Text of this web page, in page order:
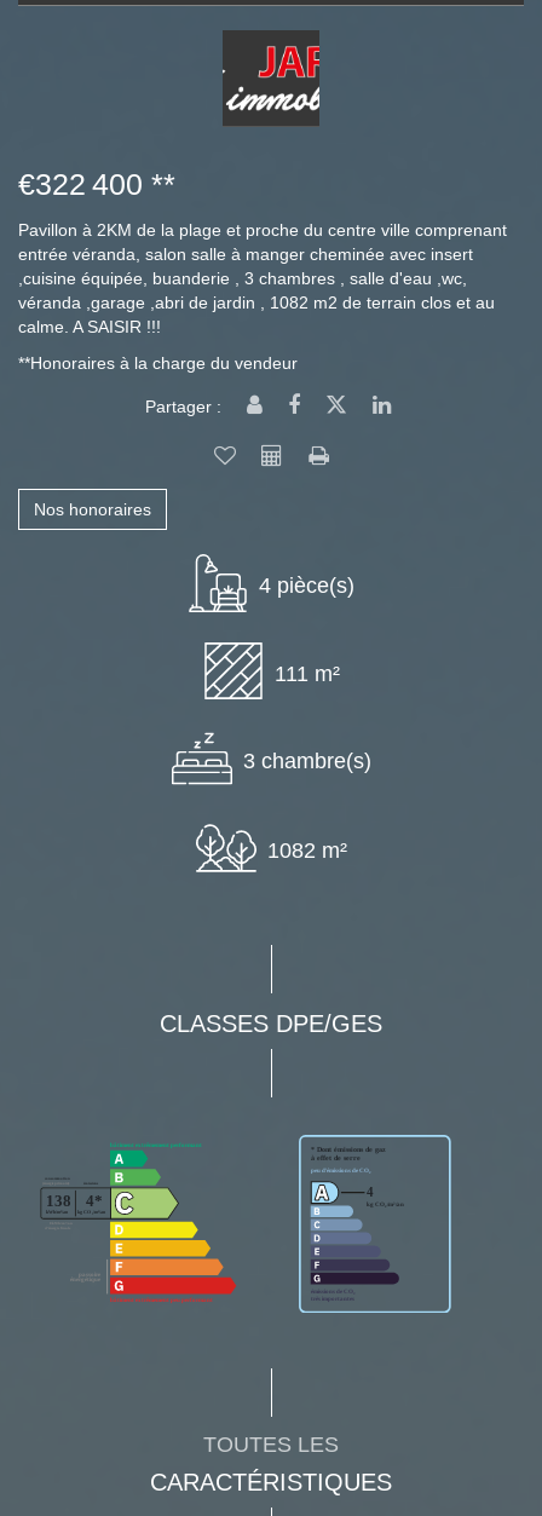
€322 400 **
Pavillon à 2KM de la plage et proche du centre ville comprenant
entrée véranda, salon salle à manger cheminée avec insert
,cuisine équipée, buanderie , 3 chambres , salle d'eau ,wc,
véranda ,garage ,abri de jardin , 1082 m2 de terrain clos et au
calme. A SAISIR !!!
**Honoraires à la charge du vendeur
Partager :
Nos honoraires
4 pièce(s)
111 m²
3 chambre(s)
1082 m²
CLASSES DPE/GES
TOUTES LES
CARACTÉRISTIQUES